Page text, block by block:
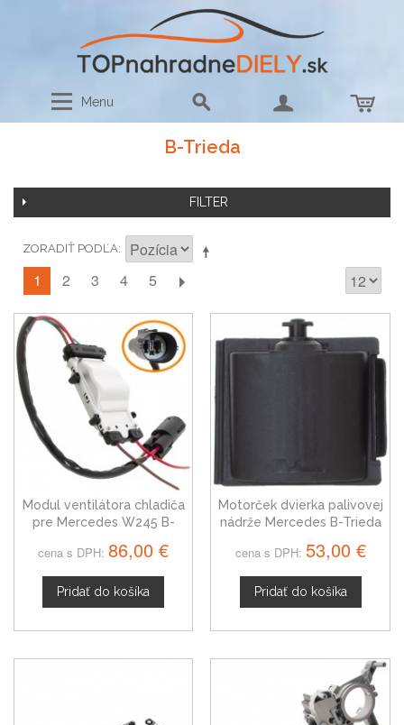
Menu
B-Trieda
FILTER
ZORADIŤ PODĽA
1 2 3 4 5
Modul ventilátora chladiča
pre Mercedes W245 B-
cena s DPH: 86,00 €
Pridať do košíka
Motorček dvierka palivovej
nádrže Mercedes B-Trieda
cena s DPH: 53,00 €
Pridať do košíka